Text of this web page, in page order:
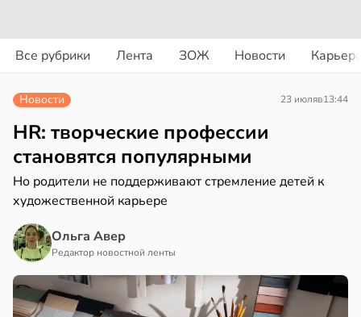
Все рубрики Лента ЗОЖ Новости
в19:49
Новости 23 июляв13:44
HR: творческие профессии
становятся популярными
Но родители не поддерживают стремление детей к
художественной карьере
Ольга Авер
Редактор новостной ленты
19:31